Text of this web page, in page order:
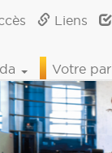
Liens
Votre